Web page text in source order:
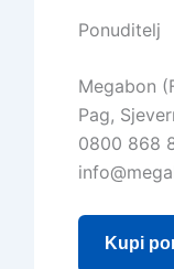
Ponuditelj
Megabon
Pag,
0800 868
Kupi